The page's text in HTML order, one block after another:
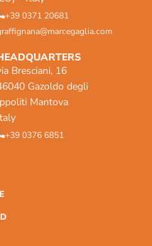
+39 0371 20681
Bresciani, 16
Gazoldo degli
Mantova
+39 0376 6851